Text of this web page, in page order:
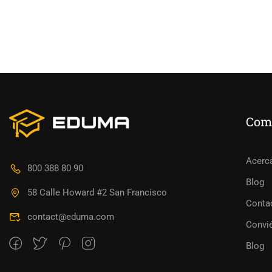
800 388 80 90
58 Calle Howard #2 San Francisco
contact@eduma.com
Blog
Blog